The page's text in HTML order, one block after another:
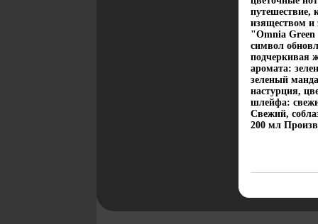
путешествие,
изяществом и
"Omnia Green
символ
подчеркивая
аромата:
зеленый
настурция,
шлейфа:
Свежий,
200 мл